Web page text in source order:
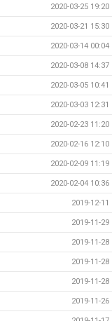
2020-03-25 19:20
2020-03-21 15:30
2020-03-14 00:04
2020-03-08 14:37
2020-03-05 10:41
2020-03-03 12:31
2020-02-23 11:20
2020-02-16 12:10
2020-02-09 11:19
2020-02-04 10:36
2019-12-11
2019-11-29
2019-11-28
2019-11-28
2019-11-28
2019-11-26